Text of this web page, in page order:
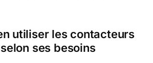
utiliser les contacteurs
ses besoins